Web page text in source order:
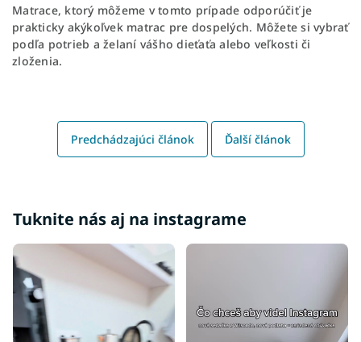
Matrace, ktorý môžeme v tomto prípade odporúčiť je
prakticky akýkoľvek matrac pre dospelých. Môžete si vybrať
podľa potrieb a želaní vášho dieťaťa alebo veľkosti či
zloženia.
Predchádzajúci článok Ďalší článok
Tuknite nás aj na instagrame